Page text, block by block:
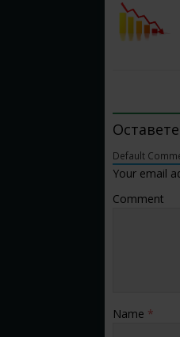
Default
Your email
Comment
Name *